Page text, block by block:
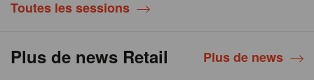
Toutes les sessions
Plus de news Retail Plus de news